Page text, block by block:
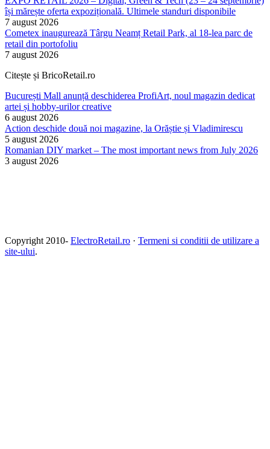
își mărește oferta expozițională. Ultimele standuri disponibile
7 august 2026
Cometex inaugurează Târgu Neamț Retail Park, al 18-lea parc de
retail din portofoliu
7 august 2026
Citește și BricoRetail.ro
București Mall anunță deschiderea ProfiArt, noul magazin dedicat
artei și hobby-urilor creative
6 august 2026
Action deschide două noi magazine, la Orăștie și Vladimirescu
5 august 2026
Romanian DIY market – The most important news from July 2026
3 august 2026
Copyright 2010- ElectroRetail.ro · Termeni si conditii de utilizare a
site-ului.